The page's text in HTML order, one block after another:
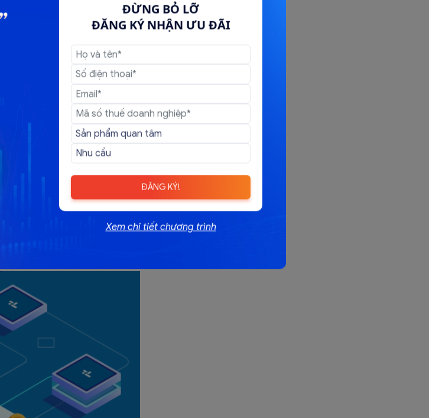
ĐỪNG BỎ LỠ
ĐĂNG KÝ NHẬN ƯU ĐÃI
ĐĂNG KÝ!
Xem chi tiết chương trình
dịch vụ công nghệ thông
thông, công nghệ thông tin)
thời điểm lập hóa đơn là thời
kinh tế giữa các cơ sở kinh
cước dịch vụ kết nối.
giá trị gia tăng) thông qua
dụng dịch vụ mà khách hàng
mã số thuế thì cuối mỗi ngày
đơn GTGT ghi nhận tổng
hoặc không cung cấp tên, địa
với các trường hợp cung cấp
tin bổ ích cho kế toán.